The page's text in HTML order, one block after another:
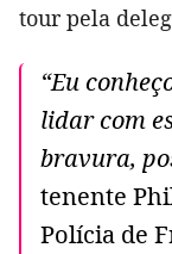
tour pela
“Eu
lidar com
bravura,
tenente
Polícia de